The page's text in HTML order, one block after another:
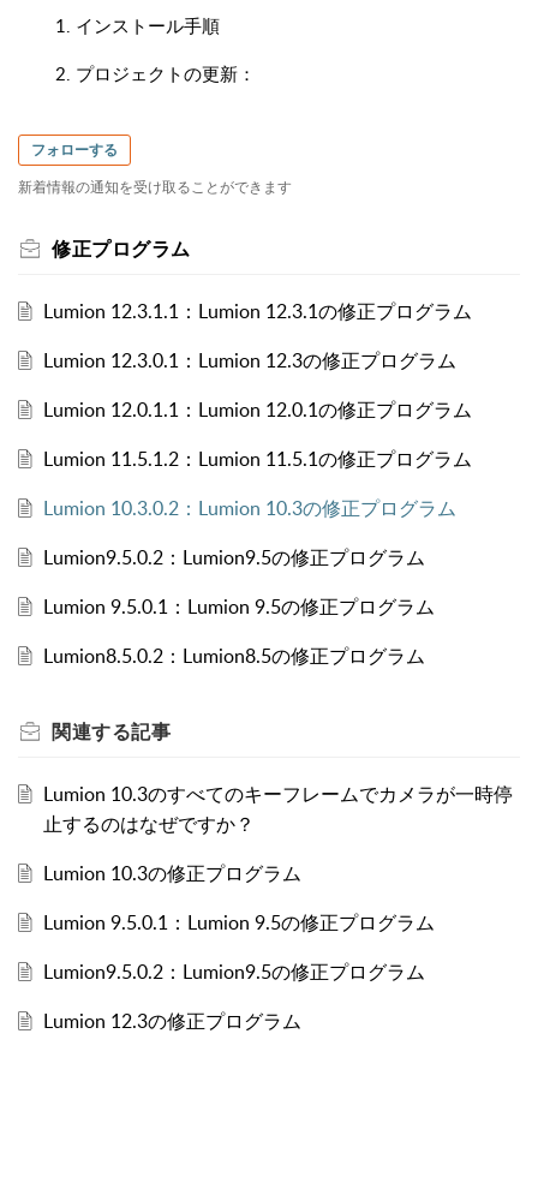
1. インストール手順
2. プロジェクトの更新：
フォローする
新着情報の通知を受け取ることができます
修正プログラム
Lumion 12.3.1.1：Lumion 12.3.1の修正プログラム
Lumion 12.3.0.1：Lumion 12.3の修正プログラム
Lumion 12.0.1.1：Lumion 12.0.1の修正プログラム
Lumion 11.5.1.2：Lumion 11.5.1の修正プログラム
Lumion 10.3.0.2：Lumion 10.3の修正プログラム
Lumion9.5.0.2：Lumion9.5の修正プログラム
Lumion 9.5.0.1：Lumion 9.5の修正プログラム
Lumion8.5.0.2：Lumion8.5の修正プログラム
関連する記事
Lumion 10.3のすべてのキーフレームでカメラが一時停
止するのはなぜですか？
Lumion 10.3の修正プログラム
Lumion 9.5.0.1：Lumion 9.5の修正プログラム
Lumion9.5.0.2：Lumion9.5の修正プログラム
Lumion 12.3の修正プログラム